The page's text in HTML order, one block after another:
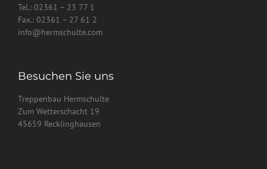
Tel.: 02361 – 23 77 1
Fax.: 02361 – 27 61 2
info@hermschulte.com
Besuchen Sie uns
Treppenbau Hermschulte
Zum Wetterschacht 19
45659 Recklinghausen